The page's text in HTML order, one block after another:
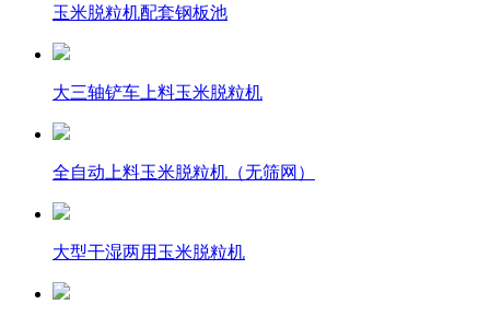
玉米脱粒机配套钢板池
大三轴铲车上料玉米脱粒机
全自动上料玉米脱粒机（无筛网）
大型干湿两用玉米脱粒机